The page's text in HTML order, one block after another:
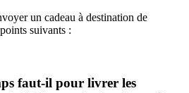
un cadeau à destination de
suivants :
faut-il pour livrer les